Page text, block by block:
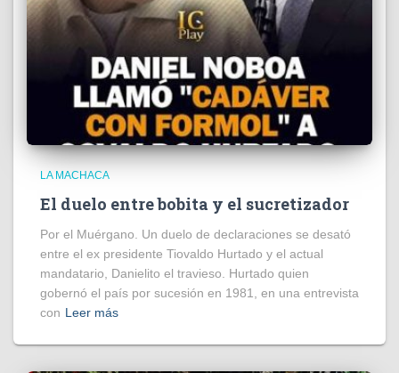
LA MACHACA
El duelo entre bobita y el sucretizador
Por el Muérgano. Un duelo de declaraciones se desató
entre el ex presidente Tiovaldo Hurtado y el actual
mandatario, Danielito el travieso. Hurtado quien
gobernó el país por sucesión en 1981, en una entrevista
con Leer más